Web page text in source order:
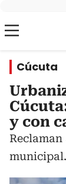
Cúcuta
y con
municipal.